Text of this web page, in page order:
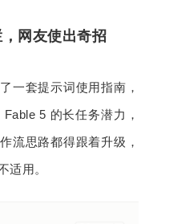
网友使出奇招
一套提示词使用指南，
5 的长任务潜力，
流思路都得跟着升级，
适用。